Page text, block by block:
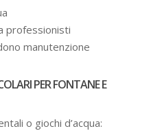
professionisti
manutenzione
PER FONTANE E
o giochi d’acqua: